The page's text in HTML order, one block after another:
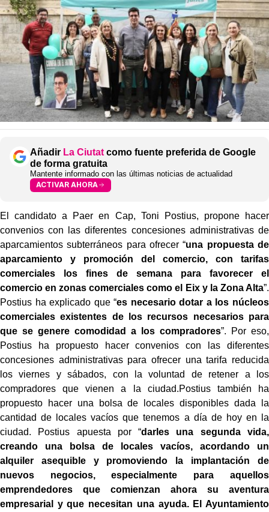
Añadir La Ciutat como fuente preferida de Google
de forma gratuita
Mantente informado con las últimas noticias de actualidad
ACTIVAR AHORA
El candidato a Paer en Cap, Toni Postius, propone hacer
convenios con las diferentes concesiones administrativas de
aparcamientos subterráneos para ofrecer “una propuesta de
aparcamiento y promoción del comercio, con tarifas
comerciales los fines de semana para favorecer el
comercio en zonas comerciales como el Eix y la Zona Alta”.
Postius ha explicado que “es necesario dotar a los núcleos
comerciales existentes de los recursos necesarios para
que se genere comodidad a los compradores”. Por eso,
Postius ha propuesto hacer convenios con las diferentes
concesiones administrativas para ofrecer una tarifa reducida
los viernes y sábados, con la voluntad de retener a los
compradores que vienen a la ciudad.Postius también ha
propuesto hacer una bolsa de locales disponibles dada la
cantidad de locales vacíos que tenemos a día de hoy en la
ciudad. Postius apuesta por “darles una segunda vida,
creando una bolsa de locales vacíos, acordando un
alquiler asequible y promoviendo la implantación de
nuevos negocios, especialmente para aquellos
emprendedores que comienzan ahora su aventura
empresarial y que necesitan una ayuda. El Ayuntamiento